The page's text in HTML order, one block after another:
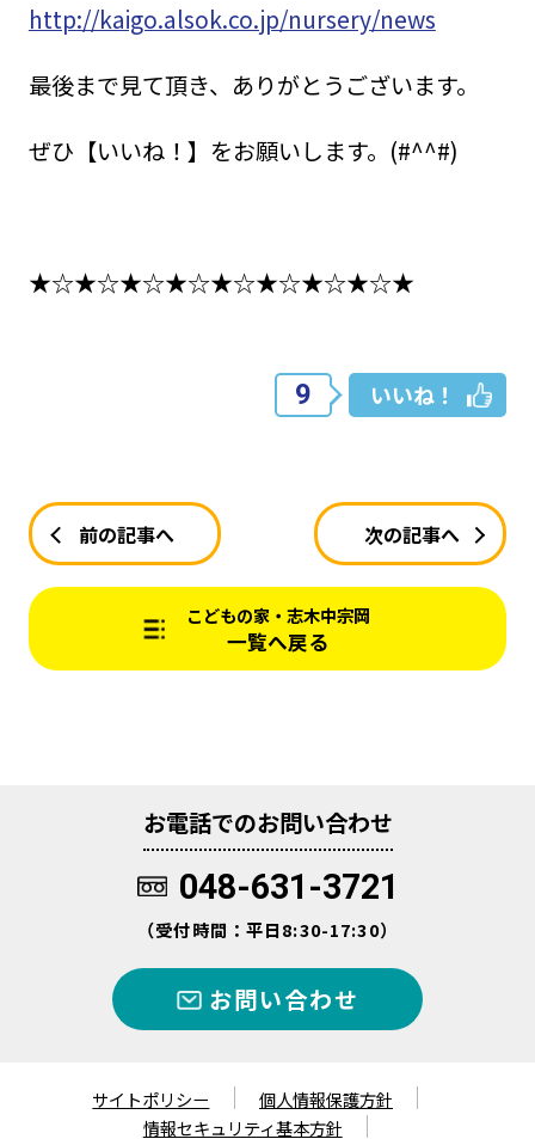
http://kaigo.alsok.co.jp/nursery/news
最後まで見て頂き、ありがとうございます。
ぜひ【いいね！】をお願いします。(#^^#)
★☆★☆★☆★☆★☆★☆★☆★☆★
9 いいね！
前の記事へ 次の記事へ
こどもの家・志木中宗岡
一覧へ戻る
お電話でのお問い合わせ
048-631-3721
（受付時間：平日8:30-17:30）
お問い合わせ
サイトポリシー
個人情報保護方針
情報セキュリティ基本方針